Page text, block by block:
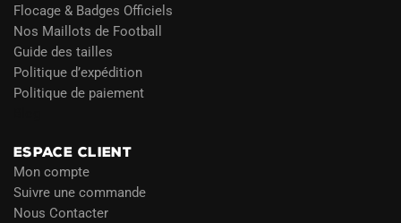
Flocage & Badges Officiels
Nos Maillots de Football
Guide des tailles
Politique d’expédition
Politique de paiement
ESPACE CLIENT
Mon compte
Suivre une commande
Nous Contacter